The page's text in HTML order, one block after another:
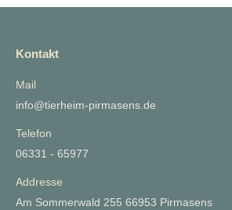
Kontakt
Mail
info@tierheim-pirmasens.de
Telefon
06331 - 65977
Addresse
Am Sommerwald 255 66953 Pirmasens